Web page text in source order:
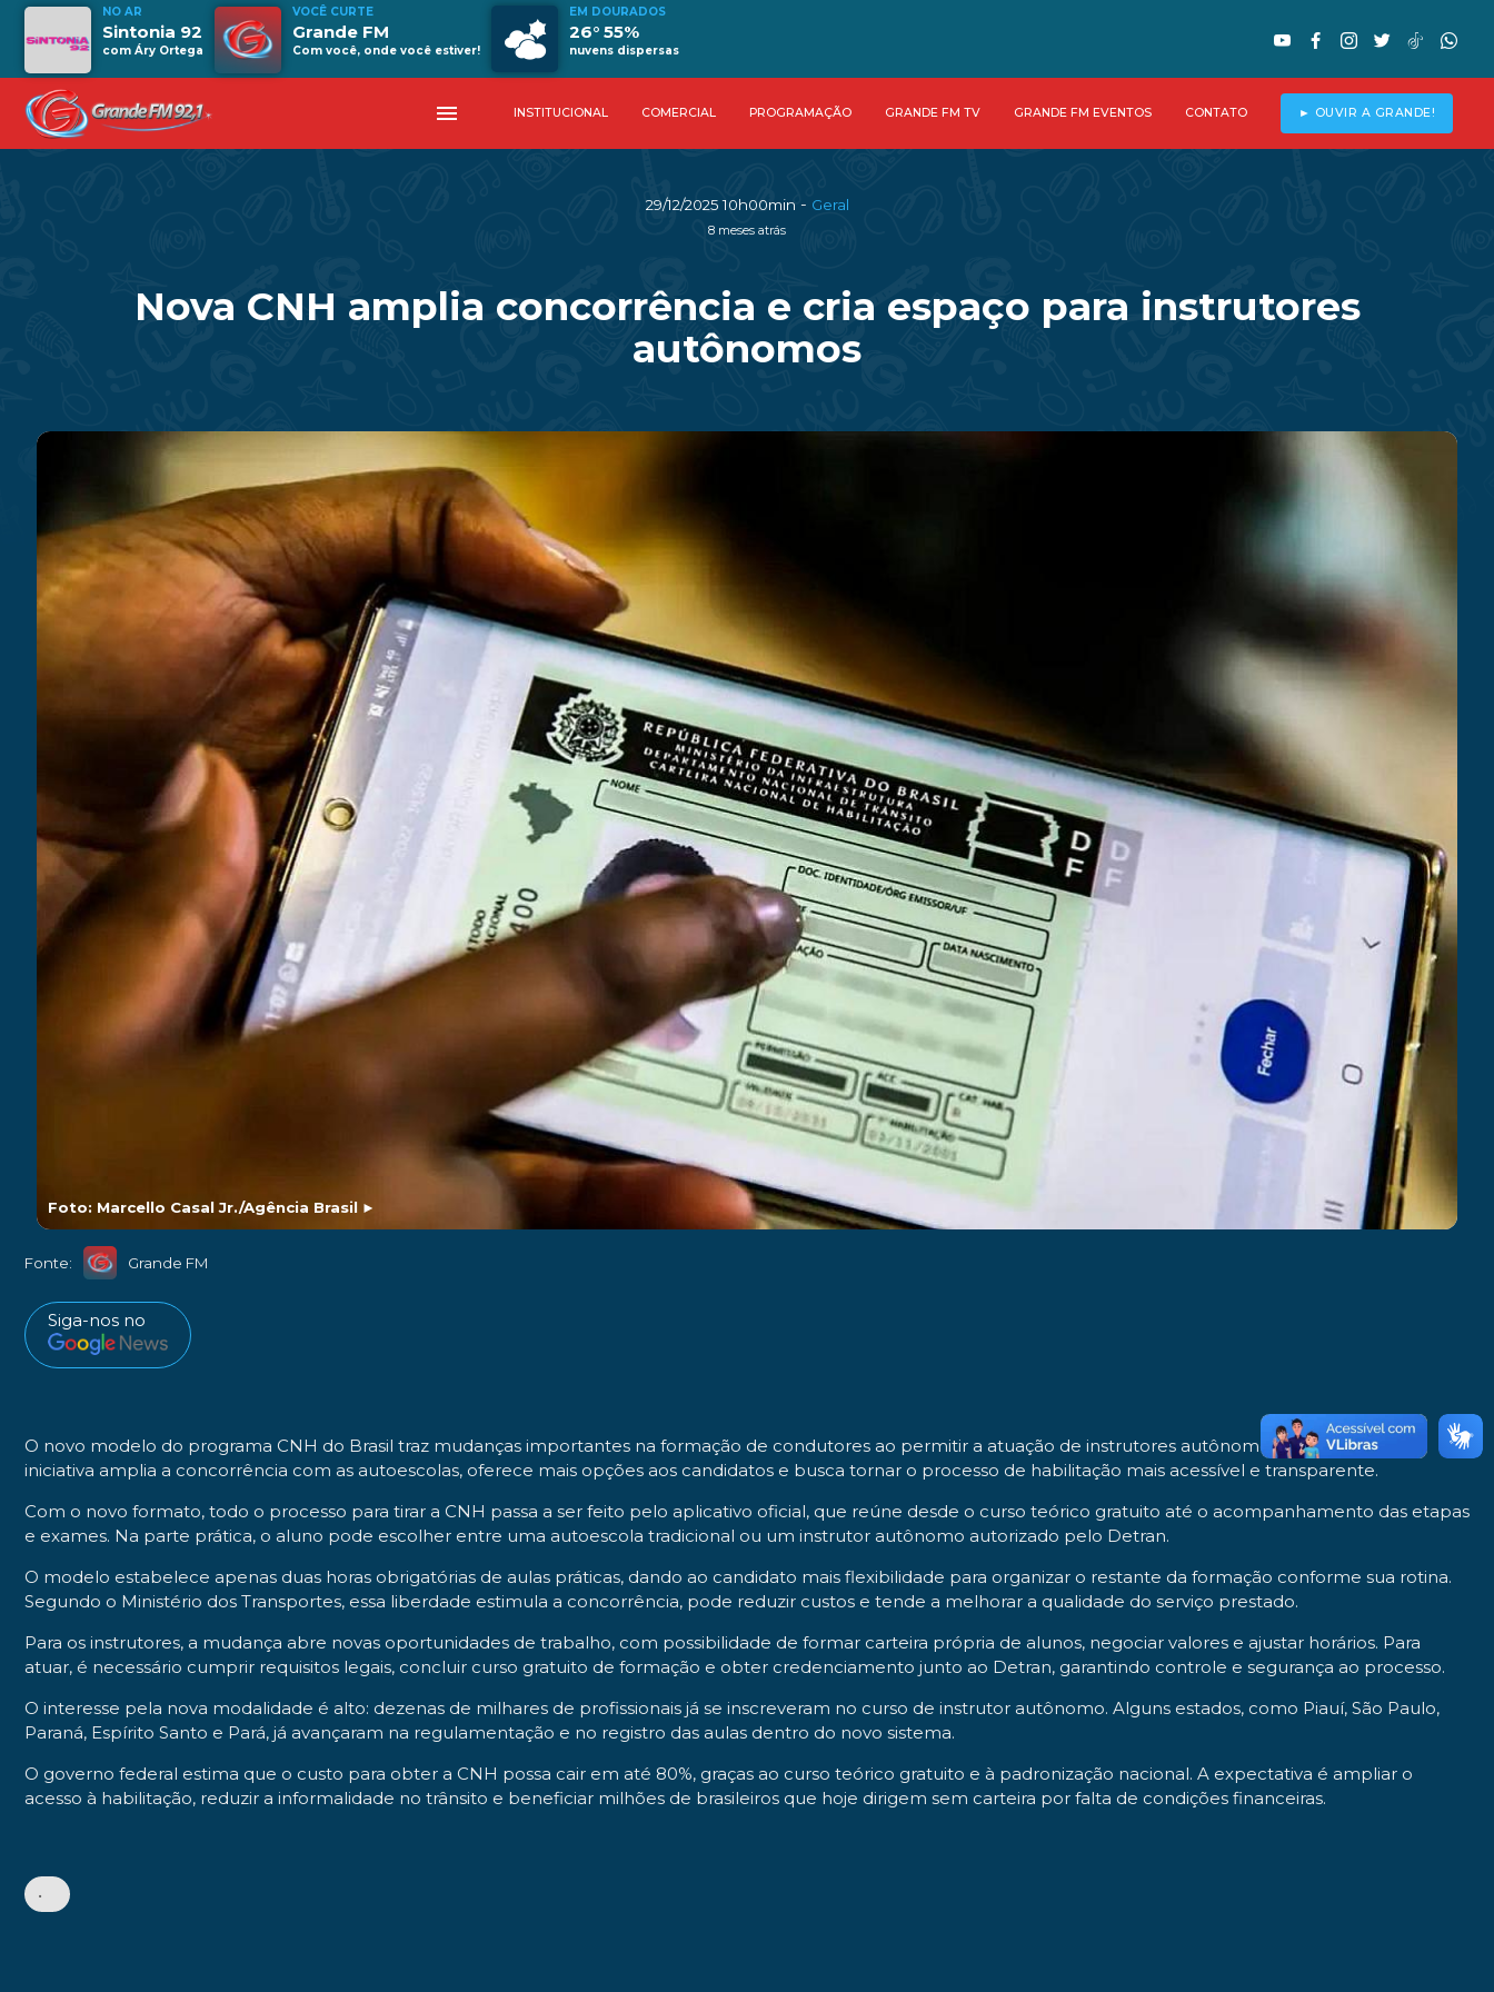
NO AR
Sintonia 92
com Áry Ortega
VOCÊ CURTE
Grande FM
Com você, onde você estiver!
EM DOURADOS
26° 55%
nuvens dispersas
menu INSTITUCIONAL COMERCIAL PROGRAMAÇÃO GRANDE FM TV GRANDE FM EVENTOS CONTATO ► OUVIR A GRANDE!
29/12/2025 10h00min - Geral
8 meses atrás
Nova CNH amplia concorrência e cria espaço para instrutores
autônomos
Foto: Marcello Casal Jr./Agência Brasil ►
Fonte: Grande FM
Siga-nos no
O novo modelo do programa CNH do Brasil traz mudanças importantes na formação de condutores ao permitir a atuação de instrutores autônomos credenciados. A
iniciativa amplia a concorrência com as autoescolas, oferece mais opções aos candidatos e busca tornar o processo de habilitação mais acessível e transparente.
Com o novo formato, todo o processo para tirar a CNH passa a ser feito pelo aplicativo oficial, que reúne desde o curso teórico gratuito até o acompanhamento das etapas
e exames. Na parte prática, o aluno pode escolher entre uma autoescola tradicional ou um instrutor autônomo autorizado pelo Detran.
O modelo estabelece apenas duas horas obrigatórias de aulas práticas, dando ao candidato mais flexibilidade para organizar o restante da formação conforme sua rotina.
Segundo o Ministério dos Transportes, essa liberdade estimula a concorrência, pode reduzir custos e tende a melhorar a qualidade do serviço prestado.
Para os instrutores, a mudança abre novas oportunidades de trabalho, com possibilidade de formar carteira própria de alunos, negociar valores e ajustar horários. Para
atuar, é necessário cumprir requisitos legais, concluir curso gratuito de formação e obter credenciamento junto ao Detran, garantindo controle e segurança ao processo.
O interesse pela nova modalidade é alto: dezenas de milhares de profissionais já se inscreveram no curso de instrutor autônomo. Alguns estados, como Piauí, São Paulo,
Paraná, Espírito Santo e Pará, já avançaram na regulamentação e no registro das aulas dentro do novo sistema.
O governo federal estima que o custo para obter a CNH possa cair em até 80%, graças ao curso teórico gratuito e à padronização nacional. A expectativa é ampliar o
acesso à habilitação, reduzir a informalidade no trânsito e beneficiar milhões de brasileiros que hoje dirigem sem carteira por falta de condições financeiras.
•